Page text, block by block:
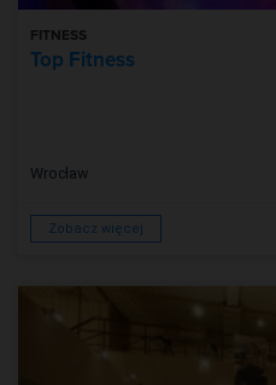
FITNESS
Top Fitness
Wrocław
Zobacz więcej